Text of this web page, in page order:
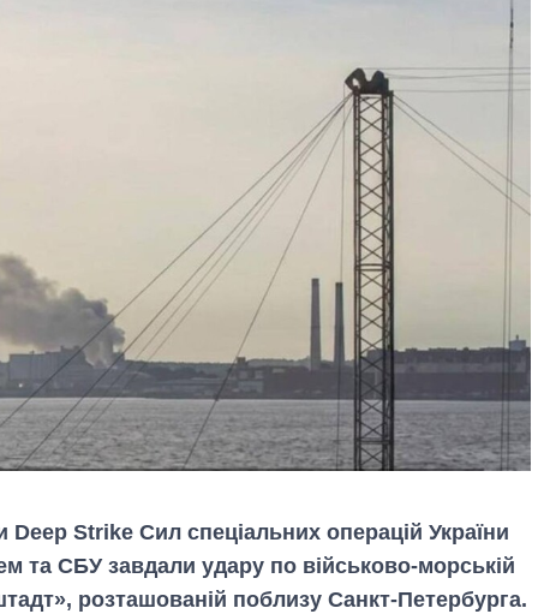
Deep Strike Сил спеціальних операцій України
та СБУ завдали удару по військово-морській
розташованій поблизу Санкт-Петербурга.